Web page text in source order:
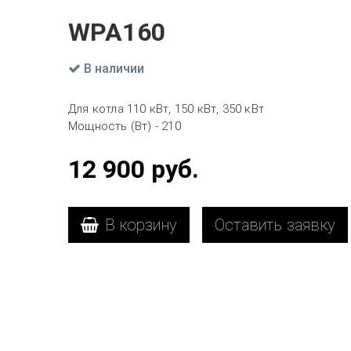
WPA160
В наличии
Для котла 110 кВт, 150 кВт, 350 кВт
Мощность (Вт) - 210
12 900 руб.
В корзину Оставить заявку